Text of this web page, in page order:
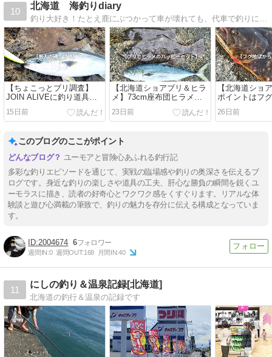
10
北海道 海釣りdiary
釣り大好き！たとえ鹿にぶつかって車が壊れても、代車で釣りにいくほどの情熱。春は積丹から留萌にかけて投げ釣り、夏は積丹へショアブリ、秋は鮭釣りでオホーツクへ
【ちょこっとブリ調査】
JOIN ALIVEに釣り道具を
積んでいった釣りバカ
15日前
【北海道ショアブリ＆ヒラ
メ】73cm座布団ヒラメに
75cmワラサ！「大谷翔平
釣法」が大成功
23日前
【北海道ショ
ポイントはフ
26日前
このブログのここがポイント
ユーモアと冒険心あふれる釣行記
多彩な釣りエピソードを通じて、実戦の臨場感や釣りの奥深さを伝えるブ
ログです。身近な釣りの楽しさや道具の工夫、肝心な勝負の瞬間を鋭くユ
ーモラスに描き、読者の好奇心とワクワク感をくすぐります。リアルな体
験談と遊び心満載の筆致で、釣りの魅力を存分に伝える構成となっていま
す。
2004674 6
週間IN:0 週間OUT:168 月間IN:40
11
にしの釣り＆温泉記録[北海道]
北海道の釣行＆温泉の記録です